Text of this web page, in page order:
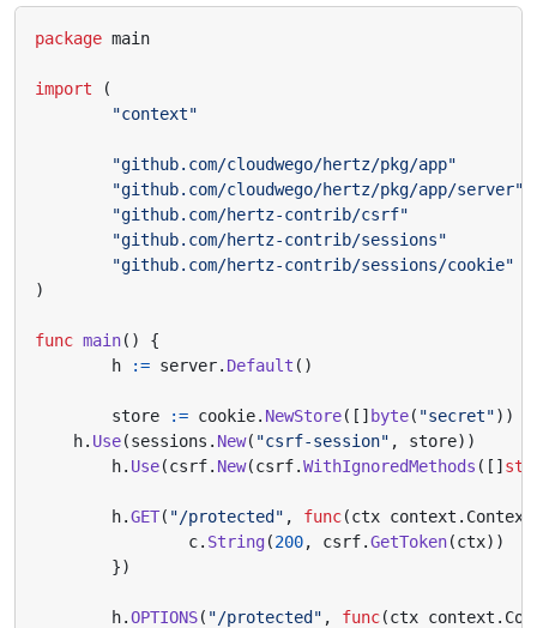
package main
import
(
"context"
"github.com/cloudwego/hertz/pkg/app"
"github.com/cloudwego/hertz/pkg/app/server"
"github.com/hertz-contrib/csrf"
"github.com/hertz-contrib/sessions"
"github.com/hertz-contrib/sessions/cookie"
)
func main()
{
h
:= server. Default ()
store := cookie. NewStore([] byte( "secret"))
h. Use(sessions . New( "csrf-session" , store))
h. Use(csrf. New(csrf.WithIgnoredMethods ([]
h.GET( "/protected" , func(ctx context . Context
c. String(200, csrf.GetToken(ctx))
})
h.OPTIONS( "/protected" , func(ctx context .